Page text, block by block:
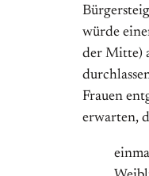
würde
der Mitte)
Frauen
erwarten,